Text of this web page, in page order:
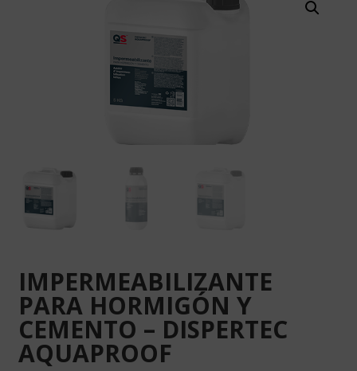
IMPERMEABILIZANTE
PARA HORMIGÓN Y
CEMENTO – DISPERTEC
AQUAPROOF